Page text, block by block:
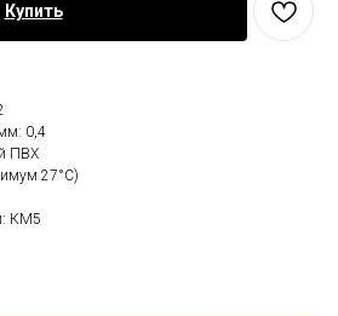
Купить
0,4
ПВХ
27°C)
КМ5